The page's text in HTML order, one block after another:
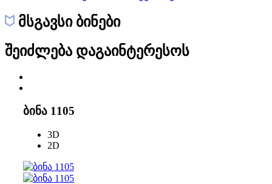
მსგავსი ბინები
შეიძლება დაგაინტერესოს
ბინა 1105
3D
2D